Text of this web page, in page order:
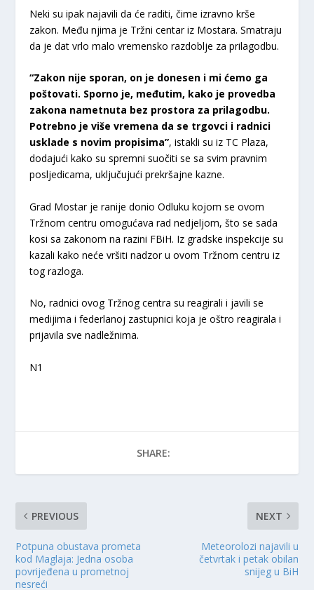
Neki su ipak najavili da će raditi, čime izravno krše
zakon. Među njima je Tržni centar iz Mostara. Smatraju
da je dat vrlo malo vremensko razdoblje za prilagodbu.
“Zakon nije sporan, on je donesen i mi ćemo ga
poštovati. Sporno je, međutim, kako je provedba
zakona nametnuta bez prostora za prilagodbu.
Potrebno je više vremena da se trgovci i radnici
usklade s novim propisima”, istakli su iz TC Plaza,
dodajući kako su spremni suočiti se sa svim pravnim
posljedicama, uključujući prekršajne kazne.
Grad Mostar je ranije donio Odluku kojom se ovom
Tržnom centru omogućava rad nedjeljom, što se sada
kosi sa zakonom na razini FBiH. Iz gradske inspekcije su
kazali kako neće vršiti nadzor u ovom Tržnom centru iz
tog razloga.
No, radnici ovog Tržnog centra su reagirali i javili se
medijima i federlanoj zastupnici koja je oštro reagirala i
prijavila sve nadležnima.
N1
SHARE:
PREVIOUS
Potpuna obustava prometa
kod Maglaja: Jedna osoba
povrijeđena u prometnoj
nesreći
NEXT
Meteorolozi najavili u
četvrtak i petak obilan
snijeg u BiH